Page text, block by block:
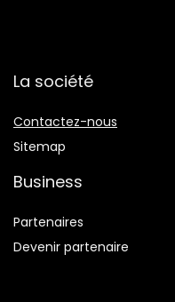
La société
Contactez-nous
Sitemap
Business
Partenaires
Devenir partenaire